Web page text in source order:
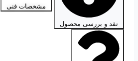
نقد و بررسی محصول
مشخصات فنی